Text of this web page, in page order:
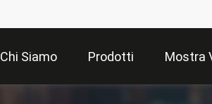
Chi Siamo Prodotti Mostra